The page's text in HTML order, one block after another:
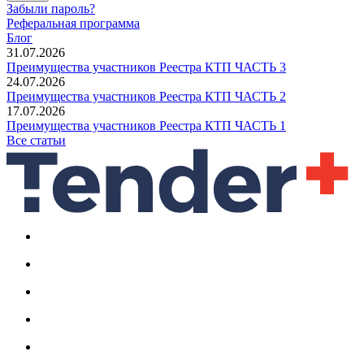
Забыли пароль?
Реферальная программа
Блог
31.07.2026
Преимущества участников Реестра КТП ЧАСТЬ 3
24.07.2026
Преимущества участников Реестра КТП ЧАСТЬ 2
17.07.2026
Преимущества участников Реестра КТП ЧАСТЬ 1
Все статьи